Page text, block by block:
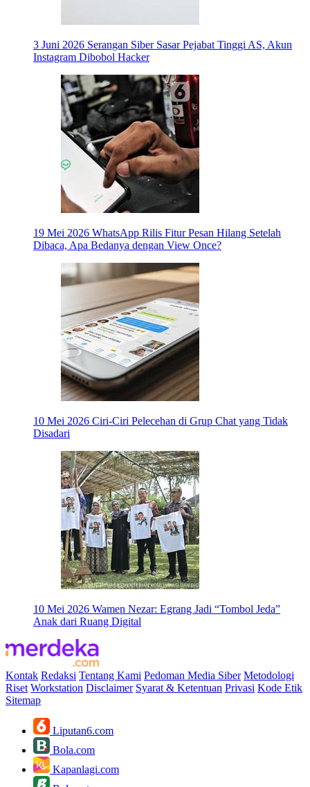
3 Juni 2026 Serangan Siber Sasar Pejabat Tinggi AS, Akun
Instagram Dibobol Hacker
19 Mei 2026 WhatsApp Rilis Fitur Pesan Hilang Setelah
Dibaca, Apa Bedanya dengan View Once?
10 Mei 2026 Ciri-Ciri Pelecehan di Grup Chat yang Tidak
Disadari
10 Mei 2026 Wamen Nezar: Egrang Jadi “Tombol Jeda”
Anak dari Ruang Digital
Kontak Redaksi Tentang Kami Pedoman Media Siber Metodologi
Riset Workstation Disclaimer Syarat & Ketentuan Privasi Kode Etik
Sitemap
Liputan6.com
Bola.com
Kapanlagi.com